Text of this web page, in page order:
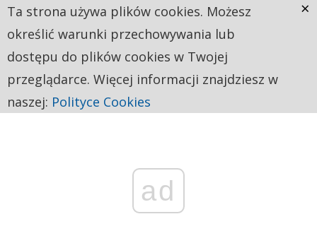
ad
Ta strona używa plików cookies. Możesz
określić warunki przechowywania lub
dostępu do plików cookies w Twojej
przeglądarce. Więcej informacji znajdziesz w
naszej: Polityce Cookies
×